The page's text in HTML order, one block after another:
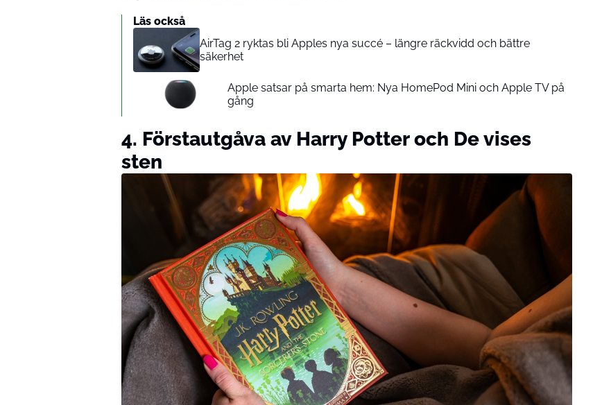
Läs också
AirTag 2 ryktas bli Apples nya succé – längre räckvidd och bättre
säkerhet
Apple satsar på smarta hem: Nya HomePod Mini och Apple TV på
gång
4. Förstautgåva av Harry Potter och De vises
sten